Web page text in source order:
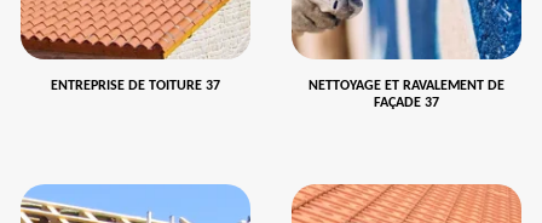
ENTREPRISE DE TOITURE 37
NETTOYAGE ET RAVALEMENT DE
FAÇADE 37